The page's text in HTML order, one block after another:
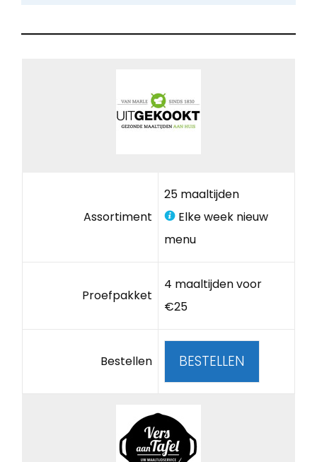
Assortiment
25 maaltijden
Elke week nieuw
menu
Proefpakket
4 maaltijden voor
€25
Bestellen BESTELLEN